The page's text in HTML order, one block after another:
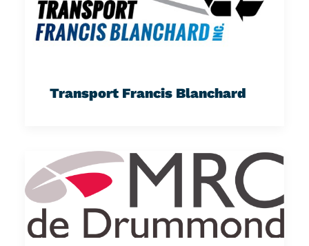
Transport Francis Blanchard